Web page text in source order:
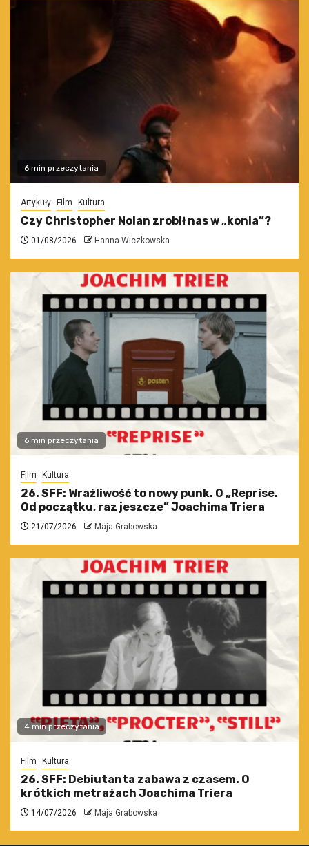
6 min przeczytania
Artykuły Film Kultura
Czy Christopher Nolan zrobił nas w „konia”?
01/08/2026 Hanna Wiczkowska
6 min przeczytania
Film Kultura
26. SFF: Wrażliwość to nowy punk. O „Reprise.
Od początku, raz jeszcze” Joachima Triera
21/07/2026 Maja Grabowska
4 min przeczytania
Film Kultura
26. SFF: Debiutanta zabawa z czasem. O
krótkich metrażach Joachima Triera
14/07/2026 Maja Grabowska